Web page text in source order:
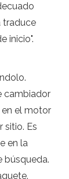
traduce
inicio".
cambiador
el motor
sitio. Es
en la
búsqueda.